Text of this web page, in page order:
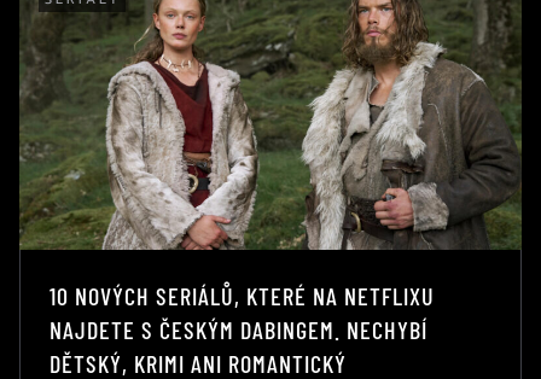
10 NOVÝCH SERIÁLŮ, KTERÉ NA NETFLIXU
NAJDETE S ČESKÝM DABINGEM. NECHYBÍ
DĚTSKÝ, KRIMI ANI ROMANTICKÝ